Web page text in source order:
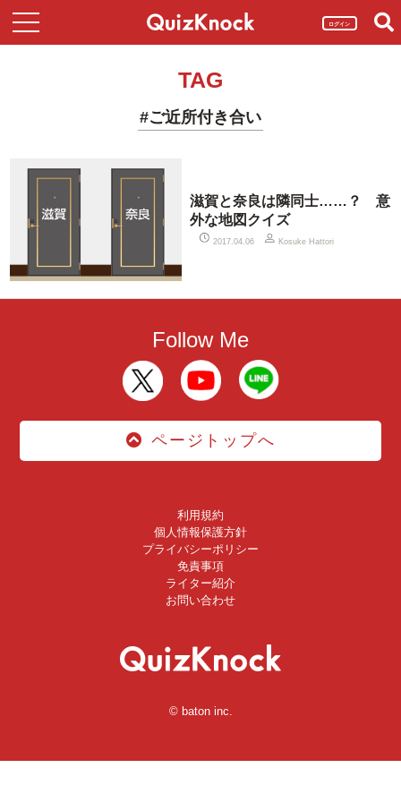
ログイン
TAG
#ご近所付き合い
滋賀と奈良は隣同士……？ 意
外な地図クイズ
2017.04.06 Kosuke Hattori
Follow Me
ページトップへ
利用規約
個人情報保護方針
プライバシーポリシー
免責事項
ライター紹介
お問い合わせ
© baton inc.